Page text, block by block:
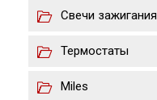
Свечи зажигания
Термостаты
Miles